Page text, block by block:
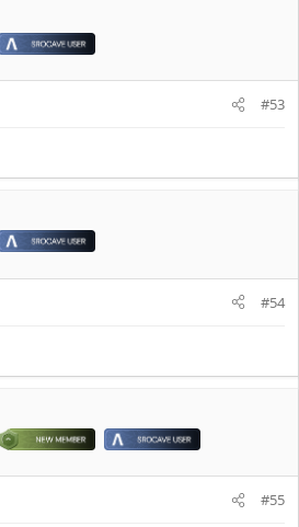
ÇIKARTICI
İNDİR:
#53
#54
#55